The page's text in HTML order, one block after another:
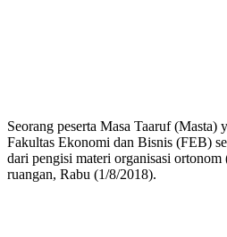
Seorang peserta Masa Taaruf (Masta)
Fakultas Ekonomi dan Bisnis (FEB)
dari pengisi materi organisasi
ruangan, Rabu (1/8/2018).